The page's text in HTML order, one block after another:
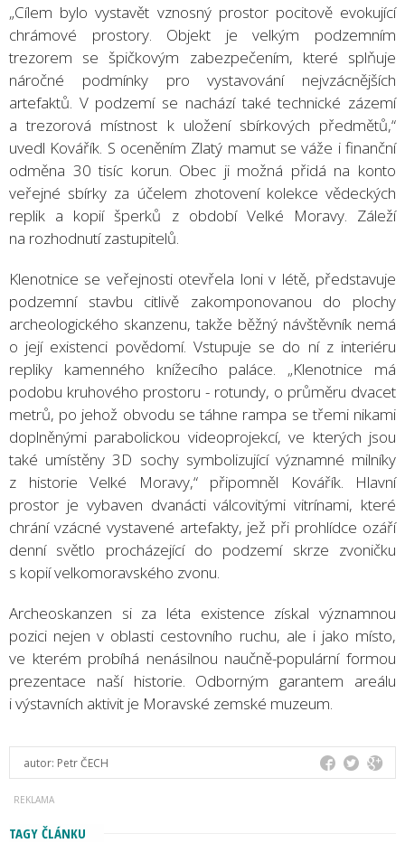
„Cílem bylo vystavět vznosný prostor pocitově evokující
chrámové prostory. Objekt je velkým podzemním
trezorem se špičkovým zabezpečením, které splňuje
náročné podmínky pro vystavování nejvzácnějších
artefaktů. V podzemí se nachází také technické zázemí
a trezorová místnost k uložení sbírkových předmětů,“
uvedl Kovářík. S oceněním Zlatý mamut se váže i finanční
odměna 30 tisíc korun. Obec ji možná přidá na konto
veřejné sbírky za účelem zhotovení kolekce vědeckých
replik a kopií šperků z období Velké Moravy. Záleží
na rozhodnutí zastupitelů.
Klenotnice se veřejnosti otevřela loni v létě, představuje
podzemní stavbu citlivě zakomponovanou do plochy
archeologického skanzenu, takže běžný návštěvník nemá
o její existenci povědomí. Vstupuje se do ní z interiéru
repliky kamenného knížecího paláce. „Klenotnice má
podobu kruhového prostoru - rotundy, o průměru dvacet
metrů, po jehož obvodu se táhne rampa se třemi nikami
doplněnými parabolickou videoprojekcí, ve kterých jsou
také umístěny 3D sochy symbolizující významné milníky
z historie Velké Moravy,“ připomněl Kovářík. Hlavní
prostor je vybaven dvanácti válcovitými vitrínami, které
chrání vzácné vystavené artefakty, jež při prohlídce ozáří
denní světlo procházející do podzemí skrze zvoničku
s kopií velkomoravského zvonu.
Archeoskanzen si za léta existence získal významnou
pozici nejen v oblasti cestovního ruchu, ale i jako místo,
ve kterém probíhá nenásilnou naučně-populární formou
prezentace naší historie. Odborným garantem areálu
i výstavních aktivit je Moravské zemské muzeum.
autor: Petr ČECH
TAGY ČLÁNKU